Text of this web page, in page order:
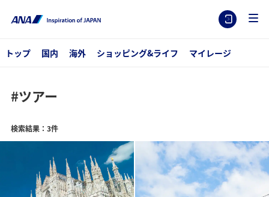
トップ 国内 海外 ショッピング&ライフ マイレージ
#ツアー
検索結果：3件